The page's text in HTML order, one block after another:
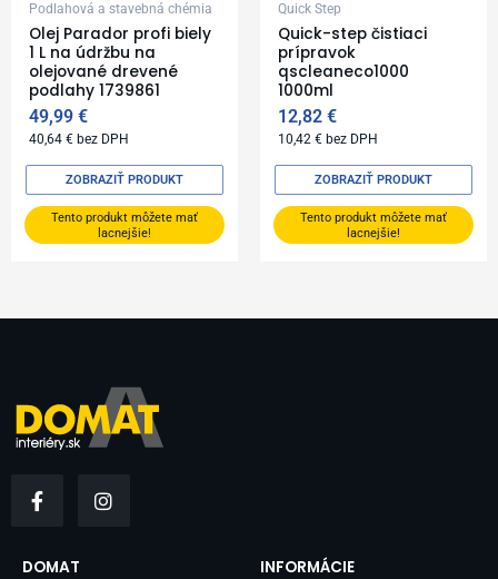
Podlahová a stavebná chémia
Olej Parador profi biely
1 L na údržbu na
olejované drevené
podlahy 1739861
49,99€
40,64€ bez DPH
Tento produkt môžete mať
lacnejšie!
ZOBRAZIŤ PRODUKT
Quick Step
Quick-step čistiaci
prípravok
qscleaneco1000
1000ml
12,82€
10,42€ bez DPH
Tento produkt môžete mať
lacnejšie!
ZOBRAZIŤ PRODUKT
a
b
n
DOMAT INFORMÁCIE